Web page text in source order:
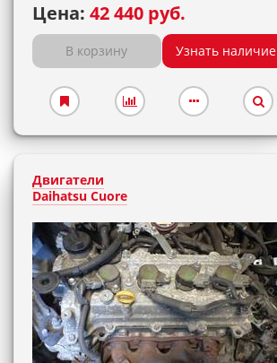
Цена: 42 440 руб.
В корзину Узнать наличие
Двигатели
Daihatsu Cuore